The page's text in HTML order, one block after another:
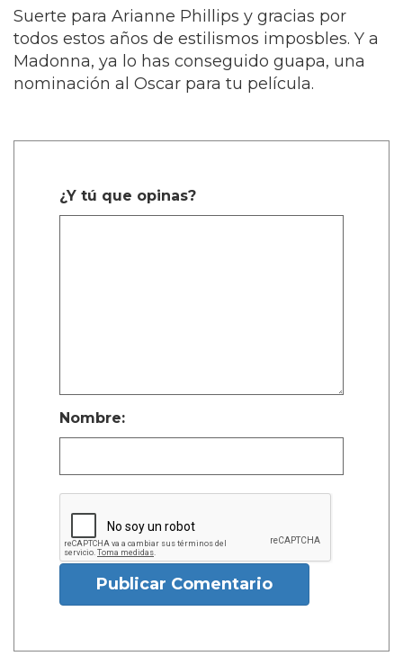
Suerte para Arianne Phillips y gracias por
todos estos años de estilismos imposbles. Y a
Madonna, ya lo has conseguido guapa, una
nominación al Oscar para tu película.
¿Y tú que opinas?
Nombre:
Publicar Comentario